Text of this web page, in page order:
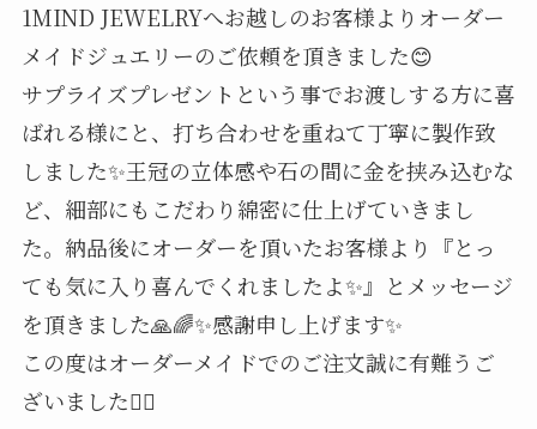
1MIND JEWELRYへお越しのお客様よりオーダー
メイドジュエリーのご依頼を頂きました😊
サプライズプレゼントという事でお渡しする方に喜
ばれる様にと、打ち合わせを重ねて丁寧に製作致
しました✨王冠の立体感や石の間に金を挟み込むな
ど、細部にもこだわり綿密に仕上げていきまし
た。納品後にオーダーを頂いたお客様より『とっ
ても気に入り喜んでくれましたよ✨』とメッセージ
を頂きました🙏🌈✨感謝申し上げます✨
この度はオーダーメイドでのご注文誠に有難うご
ざいました🙇‍♂️